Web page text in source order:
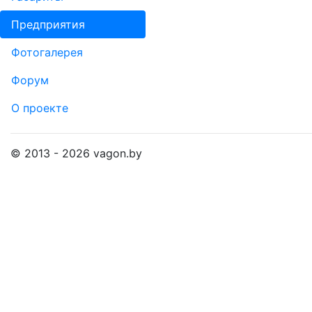
Пред­прия­тия
Фо­то­га­ле­рея
Форум
О проекте
© 2013 - 2026 vagon.by